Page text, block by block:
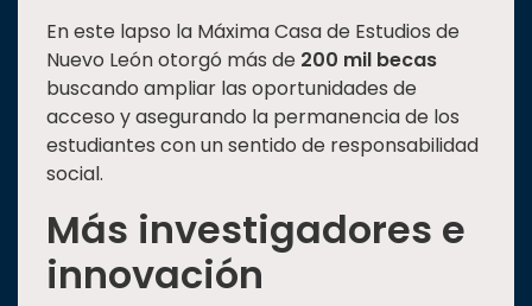
En este lapso la Máxima Casa de Estudios de
Nuevo León otorgó más de 200 mil becas
buscando ampliar las oportunidades de
acceso y asegurando la permanencia de los
estudiantes con un sentido de responsabilidad
social.
Más investigadores e
innovación